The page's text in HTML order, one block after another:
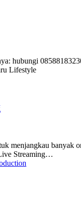
hubungi
Lifestyle
menjangkau
Streaming…